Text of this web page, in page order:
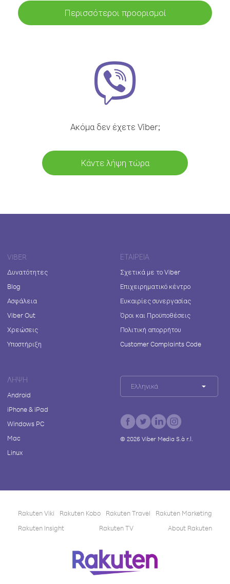
Περισσότεροι προορισμοί
Ακόμα δεν έχετε Viber;
Κάντε λήψη τώρα
VIBER
Δυνατότητες
Blog
Ασφάλεια
Viber Out
Χρεώσεις
Υποστήριξη
ΕΤΑΙΡΕΊΑ
Σχετικά με το Viber
Επιχειρηματικό κέντρο
Ευκαιρίες συνεργασίας
Όροι και Προϋποθέσεις
Πολιτική απορρήτου
Customer Complaints Code
ΛΉΨΗ
Android
iPhone & iPad
Windows PC
Mac
Linux
Ελληνικά
© 2026Viber Media S.à r.l.
Rakuten Viki Rakuten Kobo Rakuten Travel
Rakuten Marketing
Rakuten Insight
Rakuten TV About Rakuten